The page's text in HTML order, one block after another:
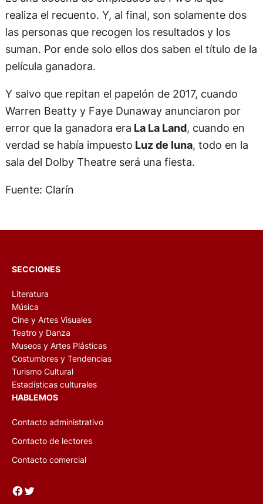
realiza el recuento. Y, al final, son solamente dos
las personas que recogen los resultados y los
suman. Por ende solo ellos dos saben el título de la
película ganadora.
Y salvo que repitan el papelón de 2017, cuando
Warren Beatty y Faye Dunaway anunciaron por
error que la ganadora era La La Land, cuando en
verdad se había impuesto Luz de luna, todo en la
sala del Dolby Theatre será una fiesta.
Fuente: Clarín
SECCIONES
Literatura
Música
Cine y Artes Visuales
Teatro y Danza
Museos y Artes Plásticas
Costumbres y Tendencias
Turismo Cultural
Estadísticas culturales
HABLEMOS
Contacto administrativo
Contacto de lectores
Contacto comercial
Facebook Twitter